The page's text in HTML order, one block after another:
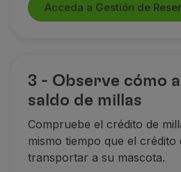
Acceda a Gestión de
3 - Observe cómo
saldo de millas
Compruebe el crédito de
mismo tiempo que el crédito
transportar a su mascota.